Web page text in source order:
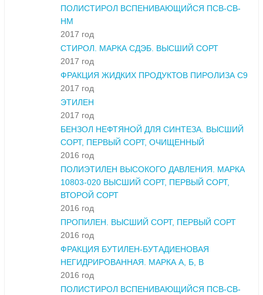
ПОЛИСТИРОЛ ВСПЕНИВАЮЩИЙСЯ ПСВ-СВ-
НМ
2017 год
СТИРОЛ. МАРКА СДЭБ. ВЫСШИЙ СОРТ
2017 год
ФРАКЦИЯ ЖИДКИХ ПРОДУКТОВ ПИРОЛИЗА С9
2017 год
ЭТИЛЕН
2017 год
БЕНЗОЛ НЕФТЯНОЙ ДЛЯ СИНТЕЗА. ВЫСШИЙ
СОРТ, ПЕРВЫЙ СОРТ, ОЧИЩЕННЫЙ
2016 год
ПОЛИЭТИЛЕН ВЫСОКОГО ДАВЛЕНИЯ. МАРКА
10803-020 ВЫСШИЙ СОРТ, ПЕРВЫЙ СОРТ,
ВТОРОЙ СОРТ
2016 год
ПРОПИЛЕН. ВЫСШИЙ СОРТ, ПЕРВЫЙ СОРТ
2016 год
ФРАКЦИЯ БУТИЛЕН-БУТАДИЕНОВАЯ
НЕГИДРИРОВАННАЯ. МАРКА А, Б, В
2016 год
ПОЛИСТИРОЛ ВСПЕНИВАЮЩИЙСЯ ПСВ-СВ-